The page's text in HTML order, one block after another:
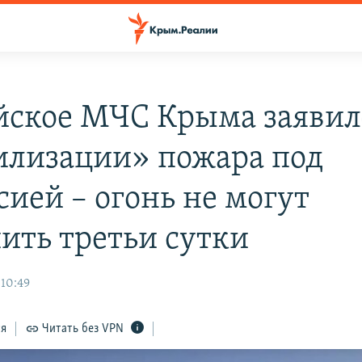
МЧС Крыма
пожара под
– огонь не могут
третьи сутки
Читать без VPN